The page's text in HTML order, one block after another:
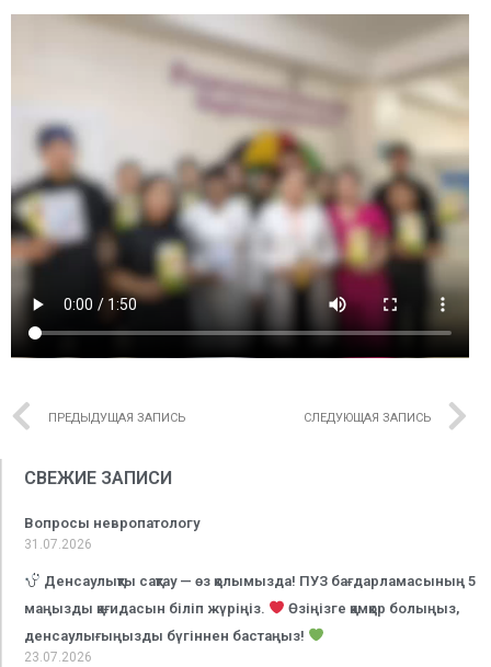
ПРЕДЫДУЩАЯ ЗАПИСЬ СЛЕДУЮЩАЯ ЗАПИСЬ
СВЕЖИЕ ЗАПИСИ
Вопросы невропатологу
31.07.2026
Денсаулықты сақтау — өз қолымызда! ПУЗ бағдарламасының 5
маңызды қағидасын біліп жүріңіз.
Өзіңізге қамқор болыңыз,
денсаулығыңызды бүгіннен бастаңыз!
23.07.2026